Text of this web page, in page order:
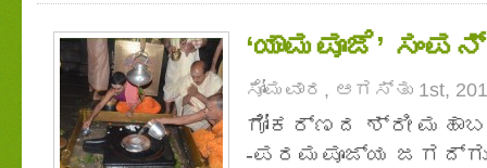
‘ಯಾಮಪೂಜೆ’
ಸೋಮವಾರ, ಆಗಸ್ತು 1st,
ಗೋಕರ್ಣದ ಶ್ರೀ
-ಪರಮಪೂಜ್ಯ